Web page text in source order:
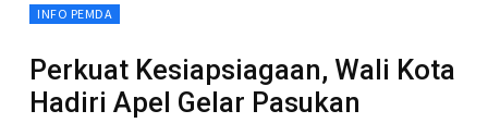
INFO PEMDA
Perkuat Kesiapsiagaan, Wali Kota
Hadiri Apel Gelar Pasukan